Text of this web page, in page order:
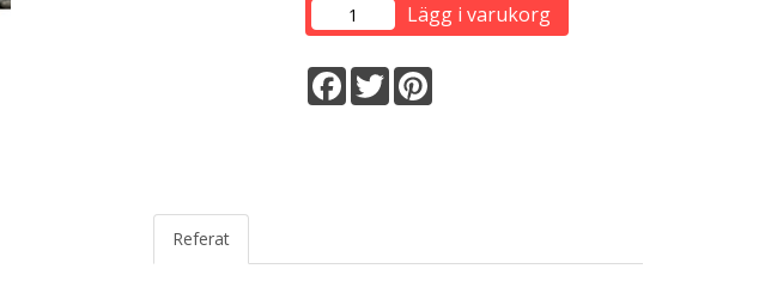
Lägg i varukorg
Facebook
Twitter
Referat